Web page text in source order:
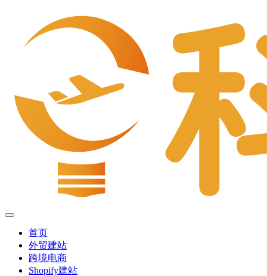
首页
外贸建站
跨境电商
Shopify建站